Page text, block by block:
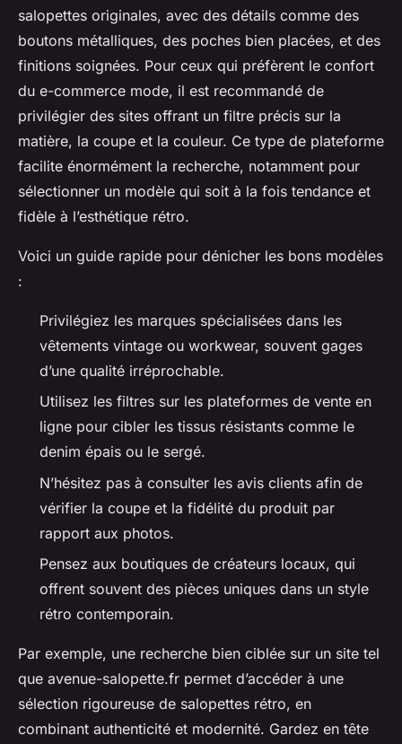
salopettes originales, avec des détails comme des
boutons métalliques, des poches bien placées, et des
finitions soignées. Pour ceux qui préfèrent le confort
du e-commerce mode, il est recommandé de
privilégier des sites offrant un filtre précis sur la
matière, la coupe et la couleur. Ce type de plateforme
facilite énormément la recherche, notamment pour
sélectionner un modèle qui soit à la fois tendance et
fidèle à l’esthétique rétro.
Voici un guide rapide pour dénicher les bons modèles
:
Privilégiez les marques spécialisées dans les
vêtements vintage ou workwear, souvent gages
d’une qualité irréprochable.
Utilisez les filtres sur les plateformes de vente en
ligne pour cibler les tissus résistants comme le
denim épais ou le sergé.
N’hésitez pas à consulter les avis clients afin de
vérifier la coupe et la fidélité du produit par
rapport aux photos.
Pensez aux boutiques de créateurs locaux, qui
offrent souvent des pièces uniques dans un style
rétro contemporain.
Par exemple, une recherche bien ciblée sur un site tel
que avenue-salopette.fr permet d’accéder à une
sélection rigoureuse de salopettes rétro, en
combinant authenticité et modernité. Gardez en tête